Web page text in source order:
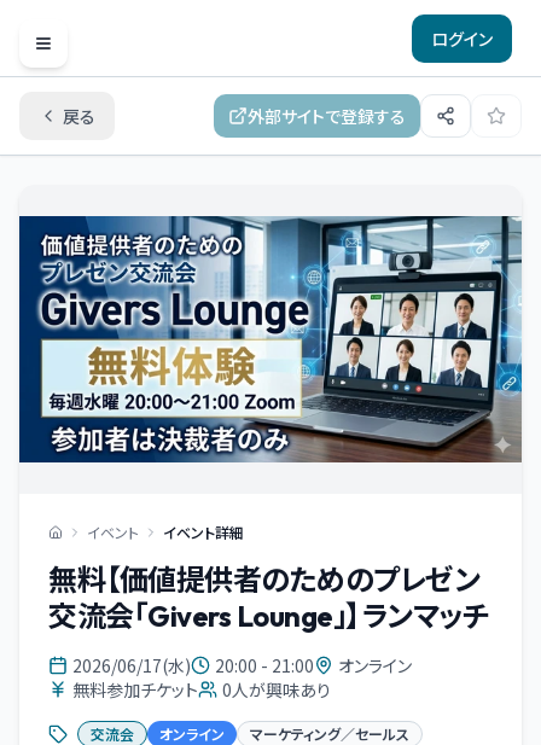
Open menu
ログイン
戻る 外部サイトで登録する
イベント イベント詳細
無料【価値提供者のためのプレゼン
交流会「Givers Lounge」】ランマッチ
2026/06/17(水) 20:00 - 21:00
オンライン
無料参加チケット
0人が興味あり
交流会 オンライン
マーケティング／セールス